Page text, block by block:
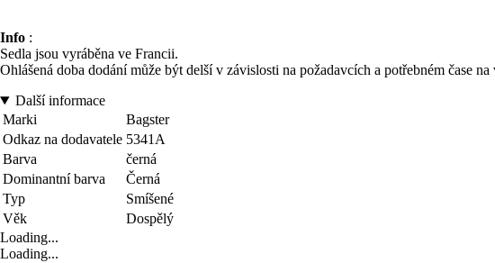
Info :
Sedla jsou vyráběna ve Francii.
Ohlášená doba dodání může být delší v závislosti na požadavcích a potřebném čase na
Další informace
Marki
Bagster
Odkaz na dodavatele 5341A
Barva
černá
Dominantní barva
Černá
Typ
Smíšené
Věk
Dospělý
Loading...
Loading...